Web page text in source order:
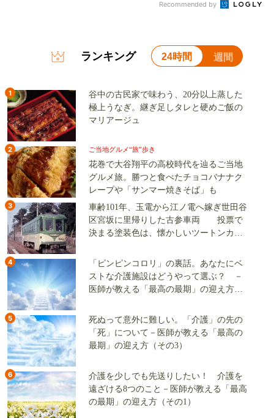
Recommended by
ランキング 24時間 週間
1
谷中の古民家で味わう、20分以上蒸した
極上うなぎ。継ぎ足しタレと硬めご飯の
マリアージュ
2 ご当地グルメ“旅”歩き
花巻で大谷翔平の高校時代を辿るご当地
グルメ旅。勝つと食べたチョコバナナク
レープや「サンマー焼きそば」も
3
車齢101年、玉電から江ノ電へ嫁ぎ世田谷
区宮坂に里帰りした古参車両 投票で
決まる塗装色は、懐かしいツートンカラ
4
「ピンピンコロリ」の裏話。あなたにベ
ストな介護施設はどうやって選ぶ？ －
医師が教える「最高の最期」の迎え方
5
死ぬって意外に難しい。「介護」の先の
「死」について－医師が教える「最高の
最期」の迎え方（その3）
6
介護を少しでも先送りしたい！ 介護を
遠ざける8つのこと－医師が教える「最高
の最期」の迎え方（その1）